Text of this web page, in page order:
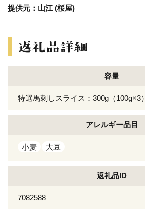
提供元：山江 (桜屋)
容量
特選馬刺しスライス：300g（100g×3）
アレルギー品目
小麦 大豆
返礼品ID
7082588